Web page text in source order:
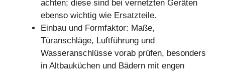
achten; diese sind bei vernetzten Geräten
ebenso wichtig wie Ersatzteile.
Einbau und Formfaktor: Maße,
Türanschläge, Luftführung und
Wasseranschlüsse vorab prüfen, besonders
in Altbauküchen und Bädern mit engen